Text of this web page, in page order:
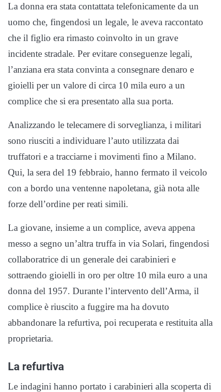
La donna era stata contattata telefonicamente da un
uomo che, fingendosi un legale, le aveva raccontato
che il figlio era rimasto coinvolto in un grave
incidente stradale. Per evitare conseguenze legali,
l’anziana era stata convinta a consegnare denaro e
gioielli per un valore di circa 10 mila euro a un
complice che si era presentato alla sua porta.
Analizzando le telecamere di sorveglianza, i militari
sono riusciti a individuare l’auto utilizzata dai
truffatori e a tracciarne i movimenti fino a Milano.
Qui, la sera del 19 febbraio, hanno fermato il veicolo
con a bordo una ventenne napoletana, già nota alle
forze dell’ordine per reati simili.
La giovane, insieme a un complice, aveva appena
messo a segno un’altra truffa in via Solari, fingendosi
collaboratrice di un generale dei carabinieri e
sottraendo gioielli in oro per oltre 10 mila euro a una
donna del 1957. Durante l’intervento dell’Arma, il
complice è riuscito a fuggire ma ha dovuto
abbandonare la refurtiva, poi recuperata e restituita alla
proprietaria.
La refurtiva
Le indagini hanno portato i carabinieri alla scoperta di